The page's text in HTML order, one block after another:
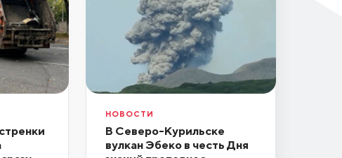
НОВОСТИ
В Северо-Курильске
вулкан Эбеко в честь Дня